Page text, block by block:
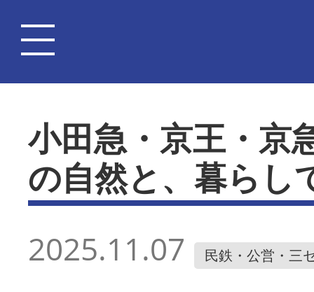
小田急・京王・
の自然と、暮らし
2025.11.07 民鉄・公営・三